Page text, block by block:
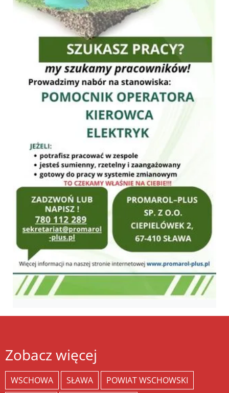
Zobacz więcej
WSCHOWA SŁAWA
POWIAT WSCHOWSKI